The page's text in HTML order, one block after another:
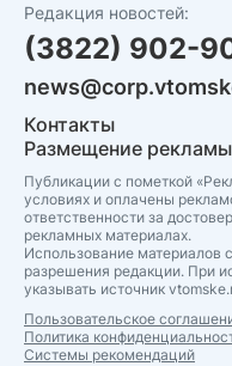
Редакция новостей:
(3822) 902-
Контакты
Размещение рекламы
Публикации с пометкой
условиях и оплачены
ответственности за
рекламных материалах.
Использование материалов
разрешения редакции. При
указывать источник
Пользовательское
Политика
Системы рекомендаций